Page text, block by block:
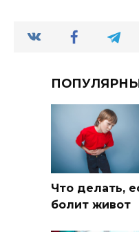
Что делать,
болит живот